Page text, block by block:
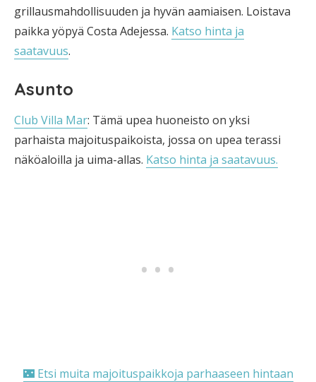
grillausmahdollisuuden ja hyvän aamiaisen. Loistava
paikka yöpyä Costa Adejessa. Katso hinta ja
saatavuus.
Asunto
Club Villa Mar: Tämä upea huoneisto on yksi
parhaista majoituspaikoista, jossa on upea terassi
näköaloilla ja uima-allas. Katso hinta ja saatavuus.
🌃 Etsi muita majoituspaikkoja parhaaseen hintaan